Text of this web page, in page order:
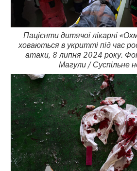
Пацієнти дитячої лікарні
ховаються в укритті під час
атаки, 8 липня 2024 року.
Магули / Суспільне